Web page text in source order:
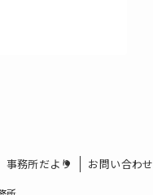
事務所だより お問い合わせ